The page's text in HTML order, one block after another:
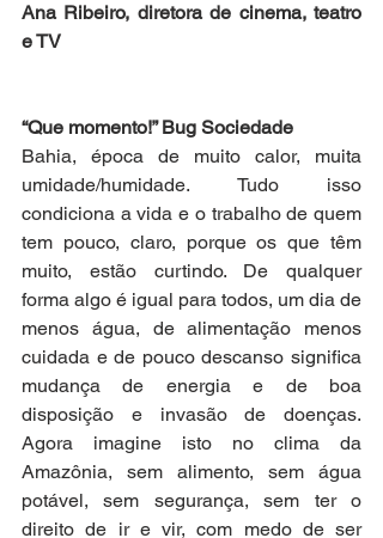
Ana Ribeiro, diretora de cinema, teatro
e TV
“Que momento!” Bug Sociedade
Bahia, época de muito calor, muita
umidade/humidade. Tudo isso
condiciona a vida e o trabalho de quem
tem pouco, claro, porque os que têm
muito, estão curtindo. De qualquer
forma algo é igual para todos, um dia de
menos água, de alimentação menos
cuidada e de pouco descanso significa
mudança de energia e de boa
disposição e invasão de doenças.
Agora imagine isto no clima da
Amazônia, sem alimento, sem água
potável, sem segurança, sem ter o
direito de ir e vir, com medo de ser